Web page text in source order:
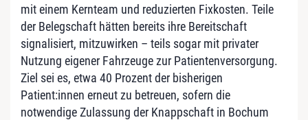
mit einem Kernteam und reduzierten Fixkosten. Teile
der Belegschaft hätten bereits ihre Bereitschaft
signalisiert, mitzuwirken – teils sogar mit privater
Nutzung eigener Fahrzeuge zur Patientenversorgung.
Ziel sei es, etwa 40 Prozent der bisherigen
Patient:innen erneut zu betreuen, sofern die
notwendige Zulassung der Knappschaft in Bochum